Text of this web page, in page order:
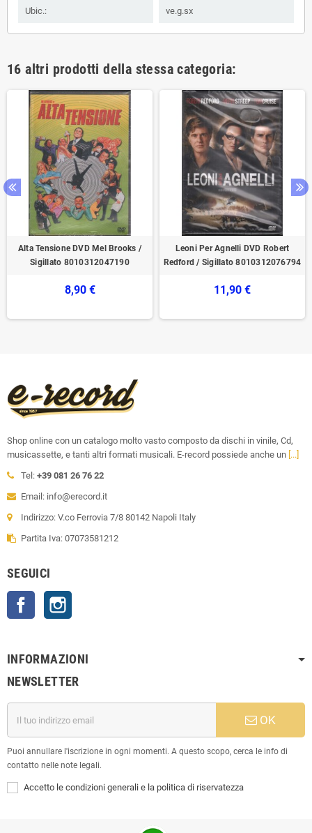
Ubic.: ve.g.sx
16 altri prodotti della stessa categoria:
Alta Tensione DVD Mel Brooks /
Sigillato 8010312047190
8,90 €
Leoni Per Agnelli DVD Robert
Redford / Sigillato 8010312076794
11,90 €
Shop online con un catalogo molto vasto composto da dischi in vinile, Cd,
musicassette, e tanti altri formati musicali. E-record possiede anche un [...]
Tel: +39 081 26 76 22
Email: info@erecord.it
Indirizzo: V.co Ferrovia 7/8 80142 Napoli Italy
Partita Iva: 07073581212
SEGUICI
Facebook
INFORMAZIONI
NEWSLETTER
OK
Puoi annullare l'iscrizione in ogni momenti. A questo scopo, cerca le info di
contatto nelle note legali.
Accetto le condizioni generali e la politica di riservatezza